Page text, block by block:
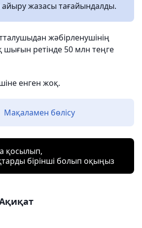
жазасы тағайындалды.
жәбірленушінің
шығын ретінде 50 млн теңге
енген жоқ.
Мақаламен бөлісу
қосылып,
бірінші болып оқыңыз